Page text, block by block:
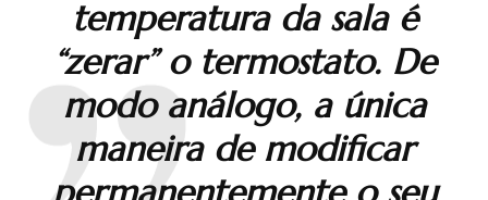
temperatura da sala é
“zerar” o termostato. De
modo análogo, a única
maneira de modificar